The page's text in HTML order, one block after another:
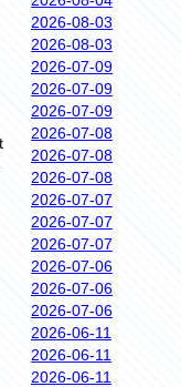
2026-08-03
2026-08-03
2026-07-09
2026-07-09
2026-07-09
2026-07-08
2026-07-08
2026-07-08
2026-07-07
2026-07-07
2026-07-07
2026-07-06
2026-07-06
2026-07-06
2026-06-11
2026-06-11
2026-06-11